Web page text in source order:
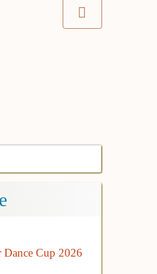
Dance Cup 2026